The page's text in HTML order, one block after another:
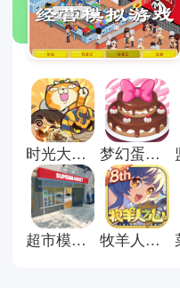
时光大爆炸国际服 梦幻蛋糕店官方正版
超市模拟器正版 牧羊人之心官方正版